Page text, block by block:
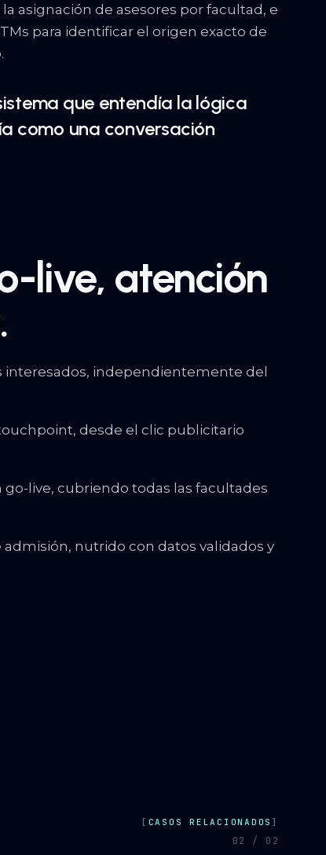
asignación de asesores por facultad, e
para identificar el origen exacto de
que entendía la lógica
como una conversación
live, atención
interesados, independientemente del
desde el clic publicitario
go-live, cubriendo todas las facultades
nutrido con datos validados y
CASOS RELACIONADOS
02 / 0 2